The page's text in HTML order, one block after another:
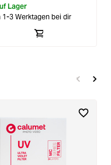
Lager
1-3 Werktagen bei dir